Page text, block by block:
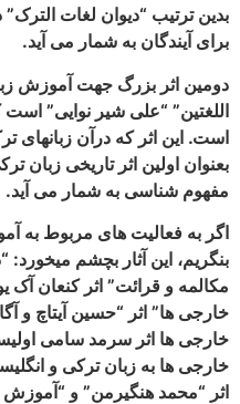
لغات الترک” در موضوع
شمار می آید.
جهت آموزش زبان ترکی برای
شیر نوایی” است که در قرن
درآن زبانهای ترکی و فارسی
تاریخی زبان ترکی در زمینه
شمار می آید.
مربوط به آموزش زبان ترکی
بچشم میخورد: “دروس ترکی
اثر کنعان آک یوز” ” ترکی
آیتاچ و آگاه اونن”
سامی اولیسان” دروس
ترکی و انگلیسی اثر “کایا
و “آموزش زبان ترکی برای